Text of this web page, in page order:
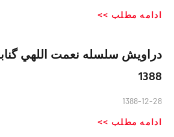
ادامه مطلب >>
دراويش سلسله نعمت اللهي
1388
1388-12-28
ادامه مطلب >>